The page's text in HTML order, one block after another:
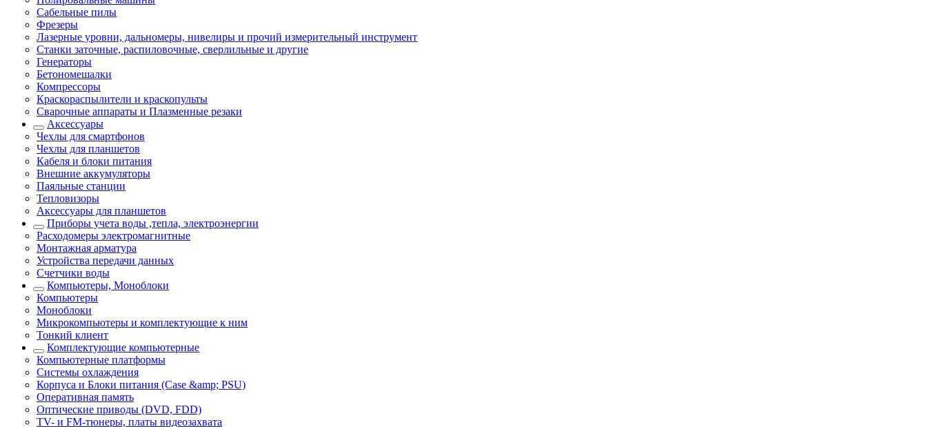
Сабельные пилы
Фрезеры
Лазерные уровни, дальномеры, нивелиры и прочий измерительный инструмент
Станки заточные, распиловочные, сверлильные и другие
Генераторы
Бетономешалки
Компрессоры
Краскораспылители и краскопульты
Сварочные аппараты и Плазменные резаки
Аксессуары
Чехлы для смартфонов
Чехлы для планшетов
Кабеля и блоки питания
Внешние аккумуляторы
Паяльные станции
Тепловизоры
Аксессуары для планшетов
Приборы учета воды ,тепла, электроэнергии
Расходомеры электромагнитные
Монтажная арматура
Устройства передачи данных
Счетчики воды
Компьютеры, Моноблоки
Компьютеры
Моноблоки
Микрокомпьютеры и комплектующие к ним
Тонкий клиент
Комплектующие компьютерные
Компьютерные платформы
Системы охлаждения
Корпуса и Блоки питания (Case &amp; PSU)
Оперативная память
Оптические приводы (DVD, FDD)
ТV- и FM-тюнеры, платы видеозахвата